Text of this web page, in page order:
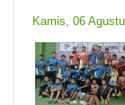
Kamis, 06